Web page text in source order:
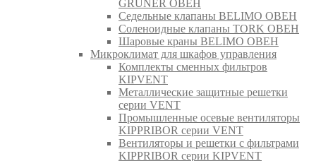
GRUNER ОВЕН
Седельные клапаны BELIMO ОВЕН
Соленоидные клапаны TORK ОВЕН
Шаровые краны BELIMO ОВЕН
Микроклимат для шкафов управления
Комплекты сменных фильтров
KIPVENT
Металлические защитные решетки
серии VENT
Промышленные осевые вентиляторы
KIPPRIBOR серии VENT
Вентиляторы и решетки с фильтрами
KIPPRIBOR серии KIPVENT